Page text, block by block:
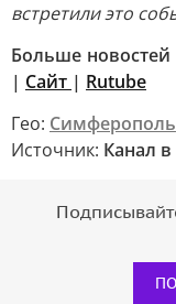
встретили это
Больше
| Сайт | Rutube
Гео: Симферополь
Источник: Канал